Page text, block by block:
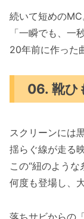
続いて短めのMC
「一瞬でも、一
20年前に作った
06. 靴ひ
スクリーンには
揺らぐ線が走る映
この“紐のよう
何度も登場し、
落ちサビからの